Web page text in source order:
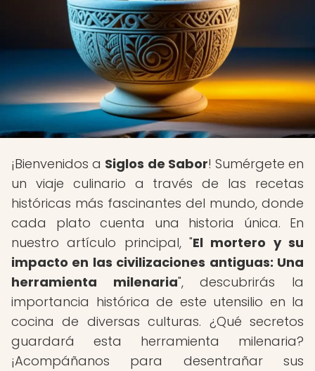
¡Bienvenidos a Siglos de Sabor! Sumérgete en
un viaje culinario a través de las recetas
históricas más fascinantes del mundo, donde
cada plato cuenta una historia única. En
nuestro artículo principal, "El mortero y su
impacto en las civilizaciones antiguas: Una
herramienta milenaria", descubrirás la
importancia histórica de este utensilio en la
cocina de diversas culturas. ¿Qué secretos
guardará esta herramienta milenaria?
¡Acompáñanos para desentrañar sus